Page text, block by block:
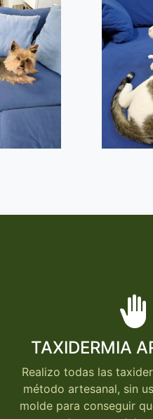
back_hand
TAXIDERMIA
Realizo todas las
método artesanal, sin
molde para conseguir